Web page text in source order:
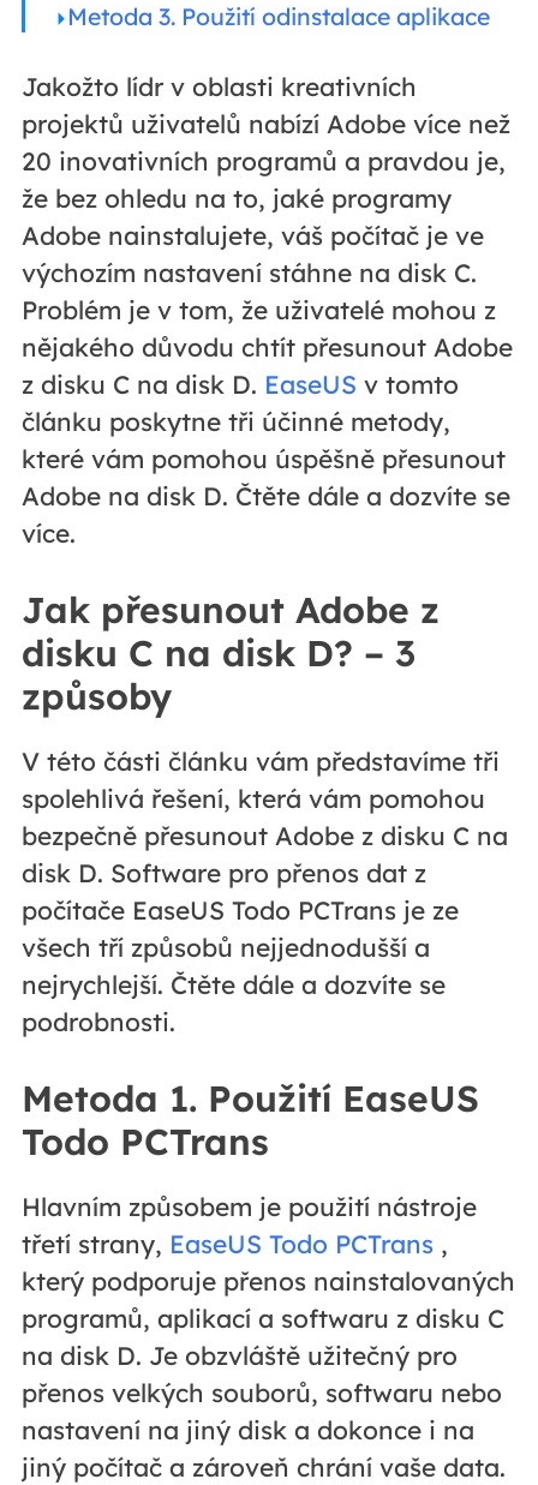
Metoda 3. Použití odinstalace aplikace
Jakožto lídr v oblasti kreativních
projektů uživatelů nabízí Adobe více než
20 inovativních programů a pravdou je,
že bez ohledu na to, jaké programy
Adobe nainstalujete, váš počítač je ve
výchozím nastavení stáhne na disk C.
Problém je v tom, že uživatelé mohou z
nějakého důvodu chtít přesunout Adobe
z disku C na disk D. EaseUS v tomto
článku poskytne tři účinné metody,
které vám pomohou úspěšně přesunout
Adobe na disk D. Čtěte dále a dozvíte se
více.
Jak přesunout Adobe z
disku C na disk D? – 3
způsoby
V této části článku vám představíme tři
spolehlivá řešení, která vám pomohou
bezpečně přesunout Adobe z disku C na
disk D. Software pro přenos dat z
počítače EaseUS Todo PCTrans je ze
všech tří způsobů nejjednodušší a
nejrychlejší. Čtěte dále a dozvíte se
podrobnosti.
Metoda 1. Použití EaseUS
Todo PCTrans
Hlavním způsobem je použití nástroje
třetí strany, EaseUS Todo PCTrans ,
který podporuje přenos nainstalovaných
programů, aplikací a softwaru z disku C
na disk D. Je obzvláště užitečný pro
přenos velkých souborů, softwaru nebo
nastavení na jiný disk a dokonce i na
jiný počítač a zároveň chrání vaše data.